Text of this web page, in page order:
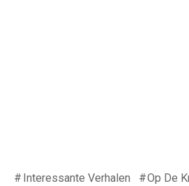
Interessante Verhalen Op De